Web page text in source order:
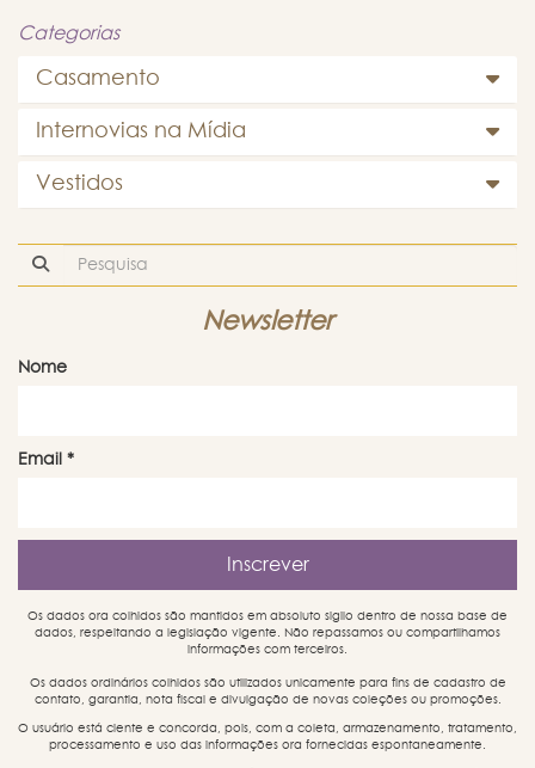
Categorias
Casamento
Internovias na Mídia
Vestidos
Newsletter
Nome
Email *
Os dados ora colhidos são mantidos em absoluto sigilo dentro de nossa base de
dados, respeitando a legislação vigente. Não repassamos ou compartilhamos
informações com terceiros.
Os dados ordinários colhidos são utilizados unicamente para fins de cadastro de
contato, garantia, nota fiscal e divulgação de novas coleções ou promoções.
O usuário está ciente e concorda, pois, com a coleta, armazenamento, tratamento,
processamento e uso das informações ora fornecidas espontaneamente.